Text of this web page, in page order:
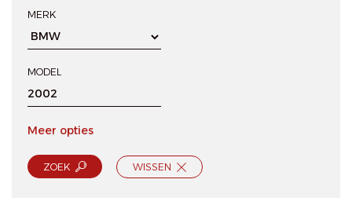
MERK
MODEL
Meer opties
ZOEK WISSEN